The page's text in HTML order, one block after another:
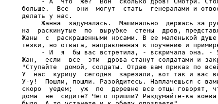
больше.  Все  они  могут  стать  генералами и
делать у нас.
Жанна  задумалась.  Машинально  держась за
на  раскинутые  по  вырубке  стены  дров,
Жаны  с  раскрашенными носами. В ее маленькой
тезки, но отвага, направленная к поучению и
- И  я  бы вас встретила, - вскричала она. -
Жан,  если  все  эти  дрова станут солдатами и
"Ступайте  домой, солдаты. Отдаю вам приказ по
У  нас  курицу  сегодня  зарезали, вот так и вас
У-у!  Пошли, пошли. Разойдитесь. Наплачешься с
скоро  уедем;  уж  по  деревне все отцы говорят,
дома  не  сидите? Чего пришли? Раздумайте-ка